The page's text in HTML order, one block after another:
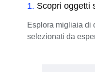
1. Scopri oggetti
Esplora migliaia di
selezionati da